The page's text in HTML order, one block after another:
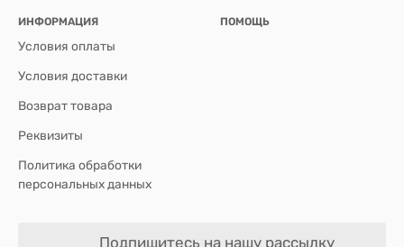
ИНФОРМАЦИЯ
Условия оплаты
Условия доставки
Возврат товара
Реквизиты
Политика обработки
персональных данных
ПОМОЩЬ
Подпишитесь на нашу рассылку